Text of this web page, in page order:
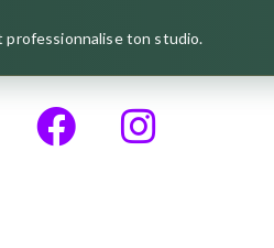
ton studio.